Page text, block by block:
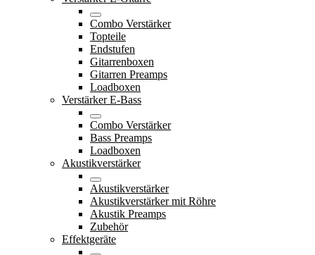
Combo Verstärker
Topteile
Endstufen
Gitarrenboxen
Gitarren Preamps
Loadboxen
Verstärker E-Bass
Combo Verstärker
Bass Preamps
Loadboxen
Akustikverstärker
Akustikverstärker
Akustikverstärker mit Röhre
Akustik Preamps
Zubehör
Effektgeräte